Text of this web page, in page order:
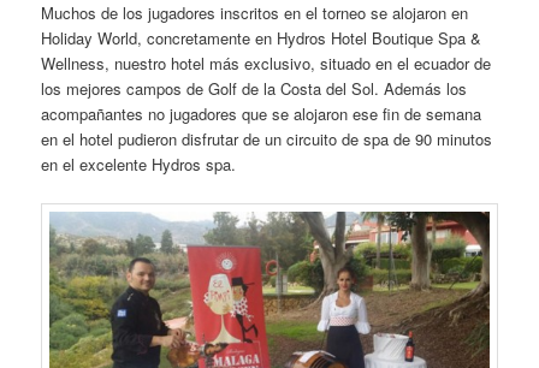
Muchos de los jugadores inscritos en el torneo se alojaron en
Holiday World, concretamente en Hydros Hotel Boutique Spa &
Wellness, nuestro hotel más exclusivo, situado en el ecuador de
los mejores campos de Golf de la Costa del Sol. Además los
acompañantes no jugadores que se alojaron ese fin de semana
en el hotel pudieron disfrutar de un circuito de spa de 90 minutos
en el excelente Hydros spa.